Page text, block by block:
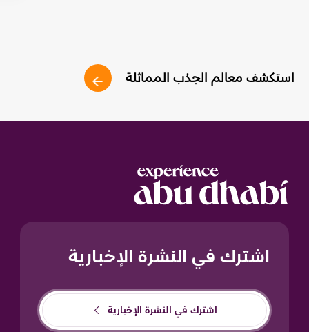
استكشف معالم الجذب المماثلة
اشترك في النشرة الإخبارية
اشترك في النشرة الإخبارية